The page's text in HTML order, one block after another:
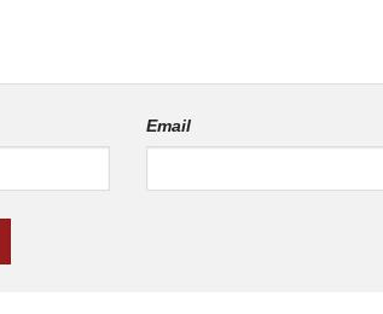
Email